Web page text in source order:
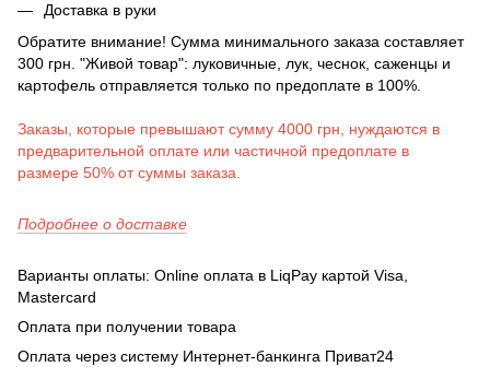
Доставка в руки
Обратите внимание! Сумма минимального заказа составляет
300 грн. "Живой товар": луковичные, лук, чеснок, саженцы и
картофель отправляется только по предоплате в 100%.
Заказы, которые превышают сумму 4000 грн, нуждаются в
предварительной оплате или частичной предоплате в
размере 50% от суммы заказа.
Подробнее о доставке
Варианты оплаты: Online оплата в LiqPay картой Visa,
Mastercard
Оплата при получении товара
Оплата через систему Интернет-банкинга Приват24